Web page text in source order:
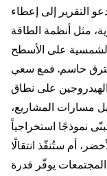
التقرير إلى إعطاء
مثل أنظمة الطاقة
حاسم. فمع سعي
على نطاق
مسارات المشاريع،
نموذجًا استخراجياً
أم ستُنفّذ انتقالًا
يوفّر قدرة